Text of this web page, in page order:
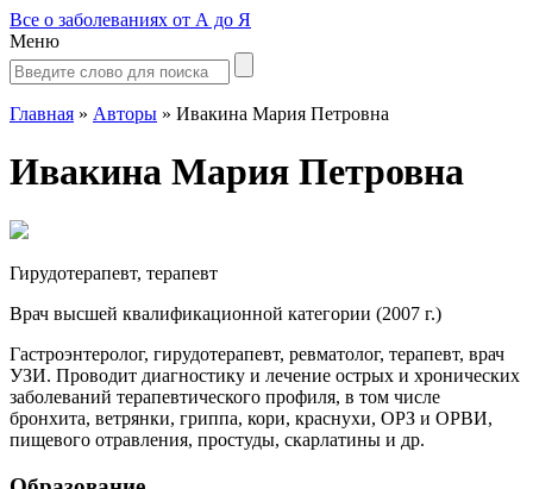
Все о заболеваниях от А до Я
Меню
Главная » Авторы » Ивакина Мария Петровна
Ивакина Мария Петровна
Гирудотерапевт, терапевт
Врач высшей квалификационной категории (2007 г.)
Гастроэнтеролог, гирудотерапевт, ревматолог, терапевт, врач
УЗИ. Проводит диагностику и лечение острых и хронических
заболеваний терапевтического профиля, в том числе
бронхита, ветрянки, гриппа, кори, краснухи, ОРЗ и ОРВИ,
пищевого отравления, простуды, скарлатины и др.